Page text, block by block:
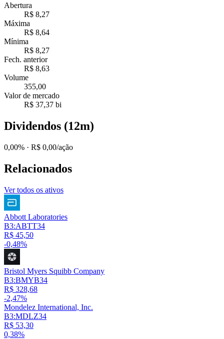
Abertura
R$ 8,27
Máxima
R$ 8,64
Mínima
R$ 8,27
Fech. anterior
R$ 8,63
Volume
355,00
Valor de mercado
R$ 37,37 bi
Dividendos (12m)
0,00% · R$ 0,00/ação
Relacionados
Ver todos os ativos
Abbott Laboratories
B3:ABTT34
R$ 45,50
-0,48%
Bristol Myers Squibb Company
B3:BMYB34
R$ 328,68
-2,47%
Mondelez International, Inc.
B3:MDLZ34
R$ 53,30
0,38%